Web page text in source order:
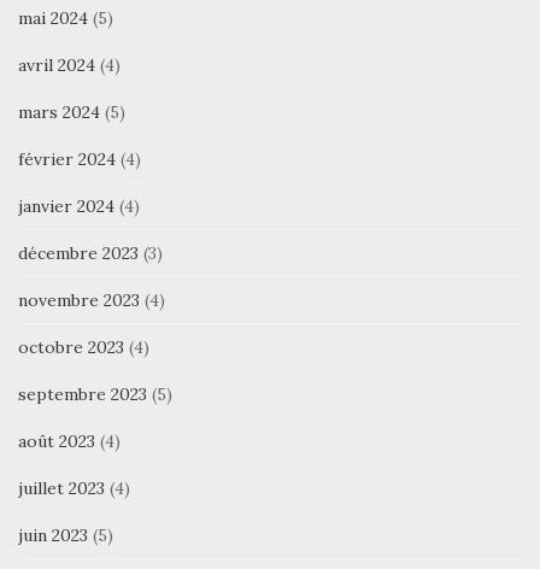
mai 2024 (5)
avril 2024 (4)
mars 2024 (5)
février 2024 (4)
janvier 2024 (4)
décembre 2023 (3)
novembre 2023 (4)
octobre 2023 (4)
septembre 2023 (5)
août 2023 (4)
juillet 2023 (4)
juin 2023 (5)